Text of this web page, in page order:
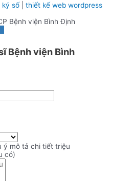
ký số
thiết kế web wordpress
Bệnh viện Bình Định
Bệnh viện Bình
ý mô tả chi tiết triệu
có)